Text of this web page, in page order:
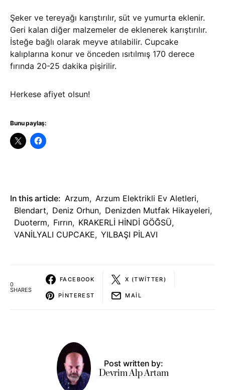
Şeker ve tereyağı karıştırılır, süt ve yumurta eklenir.
Geri kalan diğer malzemeler de eklenerek karıştırılır.
İsteğe bağlı olarak meyve atılabilir. Cupcake
kalıplarına konur ve önceden ısıtılmış 170 derece
fırında 20-25 dakika pişirilir.
Herkese afiyet olsun!
Bunu paylaş:
In this article: Arzum, Arzum Elektrikli Ev Aletleri,
Blendart, Deniz Orhun, Denizden Mutfak Hikayeleri,
Duoterm, Fırrın, KRAKERLİ HİNDİ GÖĞSÜ,
VANİLYALI CUPCAKE, YILBAŞI PİLAVI
0
SHARES
FACEBOOK X (TWITTER)
PINTEREST MAIL
Post written by:
Devrim Alp Artam